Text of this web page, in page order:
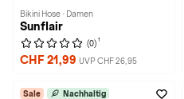
Bikini Hose · Damen
Sunflair
(0) 1
CHF 21,99 UVP CHF 26,95
Sale Nachhaltig